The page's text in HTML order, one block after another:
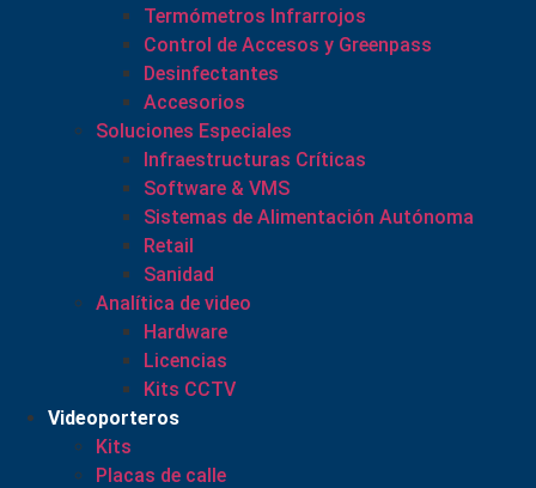
Termómetros Infrarrojos
Control de Accesos y Greenpass
Desinfectantes
Accesorios
Soluciones Especiales
Infraestructuras Críticas
Software & VMS
Sistemas de Alimentación Autónoma
Retail
Sanidad
Analítica de video
Hardware
Licencias
Kits CCTV
Videoporteros
Kits
Placas de calle